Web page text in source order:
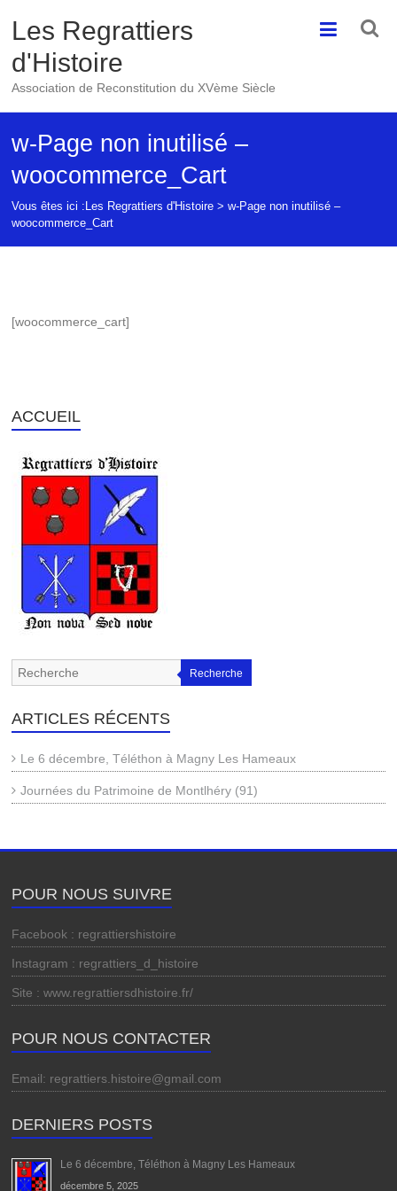
Les Regrattiers
d'Histoire
Association de Reconstitution du XVème Siècle
w-Page non inutilisé –
woocommerce_Cart
Vous êtes ici : Les Regrattiers d'Histoire >w-Page non inutilisé –
woocommerce_Cart
[woocommerce_cart]
ACCUEIL
Recherche
ARTICLES RÉCENTS
Le 6 décembre, Téléthon à Magny Les Hameaux
Journées du Patrimoine de Montlhéry (91)
POUR NOUS SUIVRE
Facebook : regrattiershistoire
Instagram : regrattiers_d_histoire
Site : www.regrattiersdhistoire.fr/
POUR NOUS CONTACTER
Email: regrattiers.histoire@gmail.com
DERNIERS POSTS
Le 6 décembre, Téléthon à Magny Les Hameaux
décembre 5, 2025